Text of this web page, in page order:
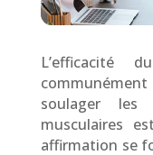
L’efficacité
soulager
musculaires
affirmation se